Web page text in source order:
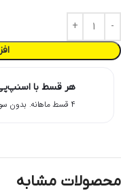
هر قسط با
۴ قسط ماهانه. بدون سود، چک و ضامن.
محصولات مشابه